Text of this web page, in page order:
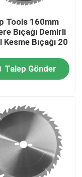
Tools 160mm
Bıçağı Demirli
Kesme Bıçağı 20
Talep Gönder